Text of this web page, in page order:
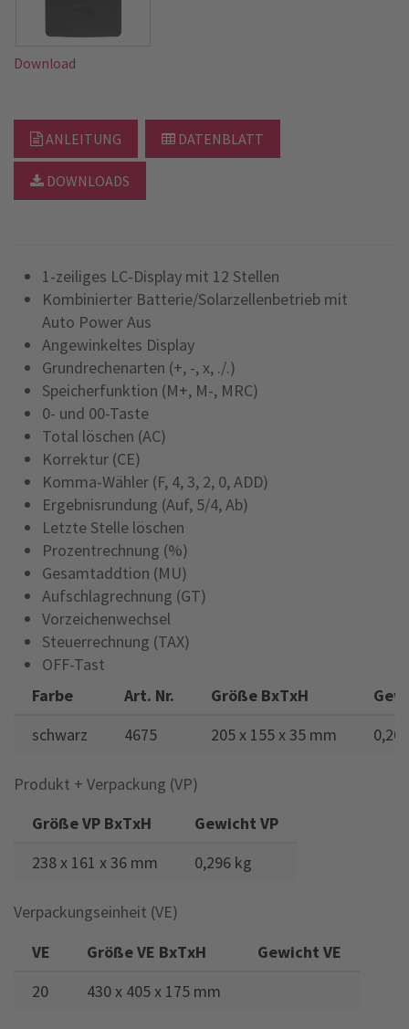
Download
ANLEITUNG DATENBLATT
DOWNLOADS
1-zeiliges LC-Display mit 12 Stellen
Kombinierter Batterie/Solarzellenbetrieb mit
Auto Power Aus
Angewinkeltes Display
Grundrechenarten (+, -, x, ./.)
Speicherfunktion (M+, M-, MRC)
0- und 00-Taste
Total löschen (AC)
Korrektur (CE)
Komma-Wähler (F, 4, 3, 2, 0, ADD)
Ergebnisrundung (Auf, 5/4, Ab)
Letzte Stelle löschen
Prozentrechnung (%)
Gesamtaddtion (MU)
Aufschlagrechnung (GT)
Vorzeichenwechsel
Steuerrechnung (TAX)
OFF-Tast
Farbe
Art. Nr. Größe BxTxH
schwarz
4675 205 x 155 x 35 mm
Produkt + Verpackung (VP)
Größe VP BxTxH
Gewicht VP
238 x 161 x 36 mm
0,296 kg
Verpackungseinheit (VE)
VE
Größe VE BxTxH
Gewicht VE
20
430 x 405 x 175 mm